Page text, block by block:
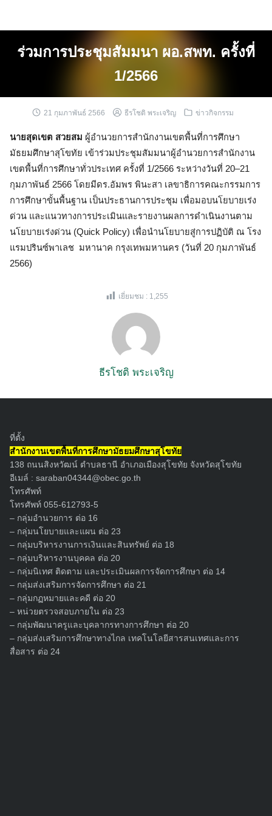
Search
ร่วมการประชุมสัมมนา ผอ.สพท. ครั้งที่
1/2566
21 กุมภาพันธ์ 2566 ธีรโชติ พระเจริญ ข่าวกิจกรรม
นายสุดเขต สวยสม ผู้อำนวยการสำนักงานเขตพื้นที่การศึกษา
มัธยมศึกษาสุโขทัย เข้าร่วมประชุมสัมมนาผู้อำนวยการสำนักงาน
เขตพื้นที่การศึกษาทั่วประเทศ ครั้งที่ 1/2566 ระหว่างวันที่ 20–21
กุมภาพันธ์ 2566 โดยมีดร.อัมพร พินะสา เลขาธิการคณะกรรมการ
การศึกษาขั้นพื้นฐาน เป็นประธานการประชุม เพื่อมอบนโยบายเร่ง
ด่วน และแนวทางการประเมินและรายงานผลการดำเนินงานตาม
นโยบายเร่งด่วน (Quick Policy) เพื่อนำนโยบายสู่การปฏิบัติ ณ โรง
แรมปรินซ์พาเลช มหานาค กรุงเทพมหานคร (วันที่ 20 กุมภาพันธ์
2566)
เยี่ยมชม : 1,255
ธีรโชติ พระเจริญ
ที่ตั้ง
สำนักงานเขตพื้นที่การศึกษามัธยมศึกษาสุโขทัย
138 ถนนสิงหวัฒน์ ตำบลธานี อำเภอเมืองสุโขทัย จังหวัดสุโขทัย
อีเมล์ : saraban04344@obec.go.th
โทรศัพท์
โทรศัพท์ 055-612793-5
– กลุ่มอำนวยการ ต่อ 16
– กลุ่มนโยบายและแผน ต่อ 23
– กลุ่มบริหารงานการเงินและสินทรัพย์ ต่อ 18
– กลุ่มบริหารงานบุคคล ต่อ 20
– กลุ่มนิเทศ ติดตาม และประเมินผลการจัดการศึกษา ต่อ 14
– กลุ่มส่งเสริมการจัดการศึกษา ต่อ 21
– กลุ่มกฏหมายและคดี ต่อ 20
– หน่วยตรวจสอบภายใน ต่อ 23
– กลุ่มพัฒนาครูและบุคลากรทางการศึกษา ต่อ 20
– กลุ่มส่งเสริมการศึกษาทางไกล เทคโนโลยีสารสนเทศและการ
สื่อสาร ต่อ 24